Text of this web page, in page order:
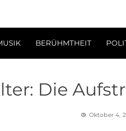
BERÜHMTHEIT
Die
Oktober 4,